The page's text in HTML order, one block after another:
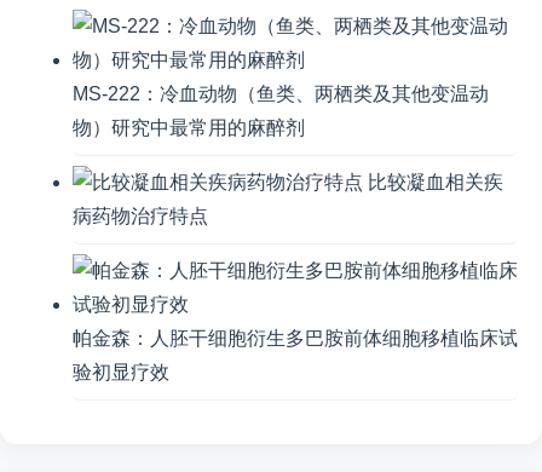
MS-222：冷血动物（鱼类、两栖类及其他变温动
物）研究中最常用的麻醉剂
比较凝血相关疾
病药物治疗特点
帕金森：人胚干细胞衍生多巴胺前体细胞移植临床试
验初显疗效